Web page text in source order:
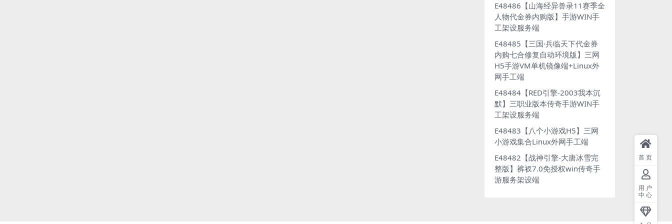
E48486【山海经异兽录11赛季全
人物代金券内购版】手游WIN手
工架设服务端
E48485【三国·兵临天下代金券
内购七合修复自动环境版】三网
H5手游VM单机镜像端+Linux外
网手工端
E48484【RED引擎-2003我本沉
默】三职业版本传奇手游WIN手
工架设服务端
E48483【八个小游戏H5】三网
小游戏集合Linux外网手工端
E48482【战神引擎-大唐冰雪完
整版】裤衩7.0免授权win传奇手
游服务架设端
首页
用户
中心